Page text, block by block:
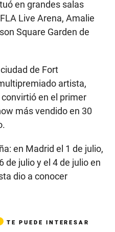
en grandes salas
Live Arena, Amalie
Square Garden de
de Fort
artista,
en el primer
más vendido en 30
en Madrid el 1 de julio,
de julio y el 4 de julio en
dio a conocer
TE PUEDE INTERESAR